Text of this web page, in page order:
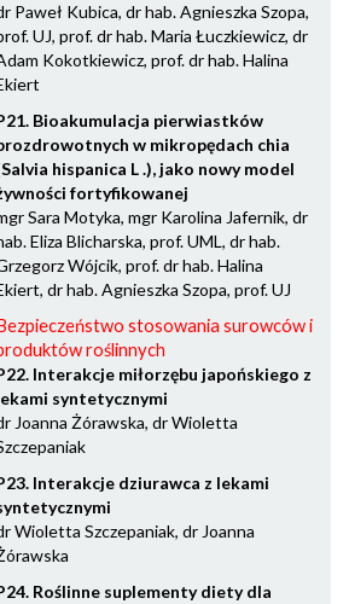
Paweł Kubica, dr hab. Agnieszka Szopa,
UJ, prof. dr hab. Maria Łuczkiewicz, dr
Kokotkiewicz, prof. dr hab. Halina
Bioakumulacja pierwiastków
w mikropędach chia
hispanica L .), jako nowy model
fortyfikowanej
Sara Motyka, mgr Karolina Jafernik, dr
Eliza Blicharska, prof. UML, dr hab.
Wójcik, prof. dr hab. Halina
dr hab. Agnieszka Szopa, prof. UJ
stosowania surowców i
roślinnych
Interakcje miłorzębu japońskiego z
syntetycznymi
Joanna Żórawska, dr Wioletta
Interakcje dziurawca z lekami
Wioletta Szczepaniak, dr Joanna
Roślinne suplementy diety dla